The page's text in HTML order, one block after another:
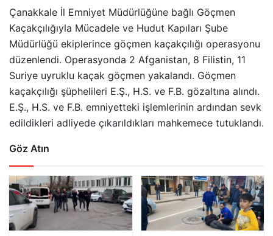
Çanakkale İl Emniyet Müdürlüğüne bağlı Göçmen
Kaçakçılığıyla Mücadele ve Hudut Kapıları Şube
Müdürlüğü ekiplerince göçmen kaçakçılığı operasyonu
düzenlendi. Operasyonda 2 Afganistan, 8 Filistin, 11
Suriye uyruklu kaçak göçmen yakalandı. Göçmen
kaçakçılığı şüphelileri E.Ş., H.S. ve F.B. gözaltına alındı.
E.Ş., H.S. ve F.B. emniyetteki işlemlerinin ardından sevk
edildikleri adliyede çıkarıldıkları mahkemece tutuklandı.
Göz Atın